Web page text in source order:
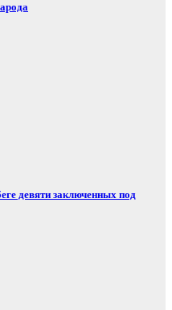
девяти заключенных под